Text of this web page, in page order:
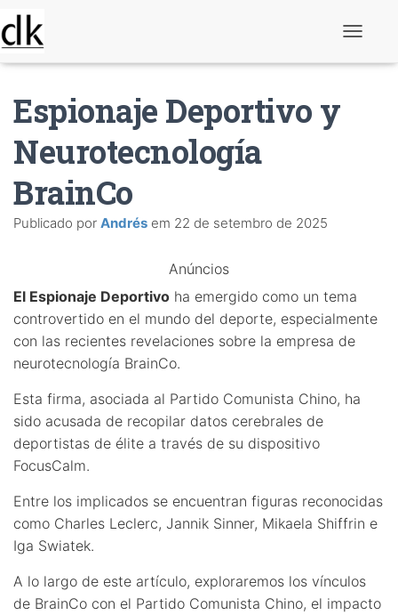
Espionaje Deportivo y
Neurotecnología
BrainCo
Publicado por Andrés em 22 de setembro de 2025
Anúncios
El Espionaje Deportivo ha emergido como un tema
controvertido en el mundo del deporte, especialmente
con las recientes revelaciones sobre la empresa de
neurotecnología BrainCo.
Esta firma, asociada al Partido Comunista Chino, ha
sido acusada de recopilar datos cerebrales de
deportistas de élite a través de su dispositivo
FocusCalm.
Entre los implicados se encuentran figuras reconocidas
como Charles Leclerc, Jannik Sinner, Mikaela Shiffrin e
Iga Swiatek.
A lo largo de este artículo, exploraremos los vínculos
de BrainCo con el Partido Comunista Chino, el impacto